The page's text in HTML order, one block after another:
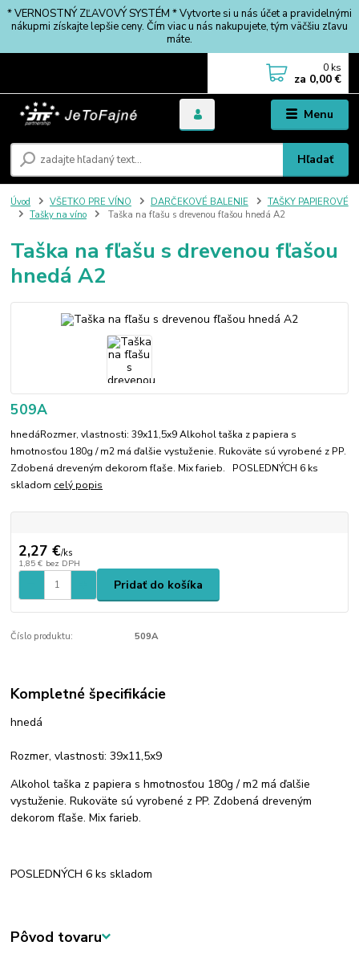
* VERNOSTNÝ ZĽAVOVÝ SYSTÉM * Vytvorte si u nás účet a pravidelnými
nákupmi získajte lepšie ceny. Čím viac u nás nakupujete, tým väčšiu zľavu
máte.
Menu
Hľadať
0 ks
za 0,00 €
Úvod VŠETKO PRE VÍNO DARČEKOVÉ BALENIE
TAŠKY PAPIEROVÉ
Tašky na víno
Taška na fľašu s drevenou fľašou hnedá A2
Taška na fľašu s drevenou fľašou
hnedá A2
509A
hnedáRozmer, vlastnosti: 39x11,5x9 Alkohol taška z papiera s
hmotnosťou 180g / m2 má ďalšie vystuženie. Rukoväte sú vyrobené z PP.
Zdobená dreveným dekorom fľaše. Mix farieb. POSLEDNÝCH 6 ks
skladom celý popis
2,27 €/ks
1,85 € bez DPH
Pridať do košíka
Číslo produktu: 509A
Kompletné špecifikácie
hnedá
Rozmer, vlastnosti: 39x11,5x9
Alkohol taška z papiera s hmotnosťou 180g / m2 má ďalšie
vystuženie. Rukoväte sú vyrobené z PP. Zdobená dreveným
dekorom fľaše. Mix farieb.
POSLEDNÝCH 6 ks skladom
Pôvod tovaru